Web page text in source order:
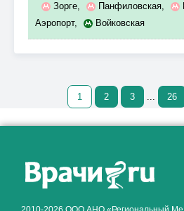
Зорге, Панфиловская,
Аэропорт, Войковская
1 2 3 ... 26